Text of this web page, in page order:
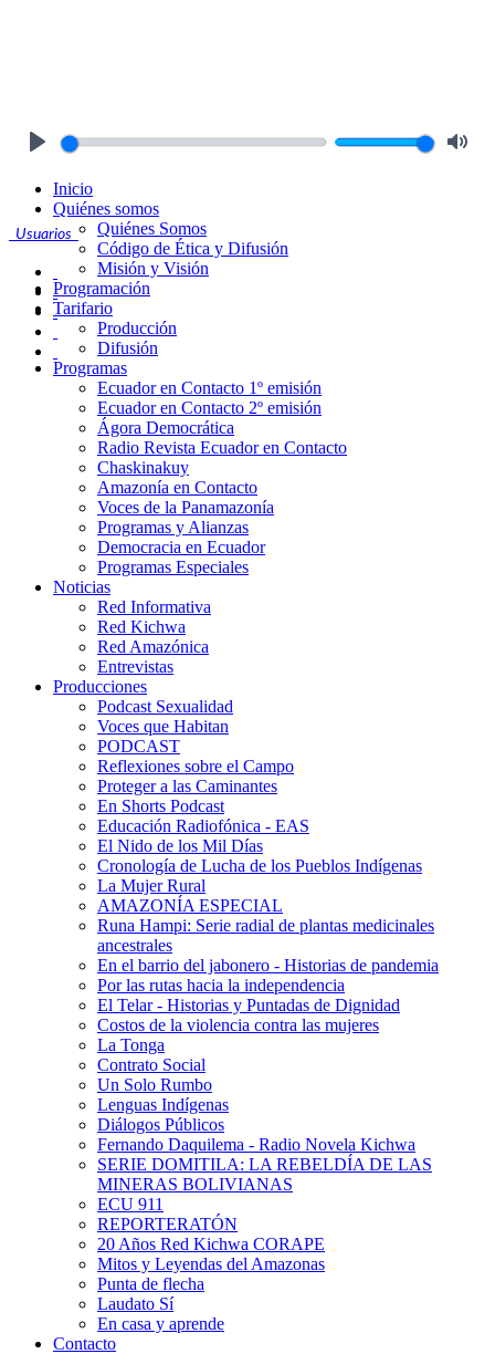
Usuarios
Inicio
Quiénes somos
Quiénes Somos
Código de Ética y Difusión
Misión y Visión
Programación
Tarifario
Producción
Difusión
Programas
Ecuador en Contacto 1º emisión
Ecuador en Contacto 2º emisión
Ágora Democrática
Radio Revista Ecuador en Contacto
Chaskinakuy
Amazonía en Contacto
Voces de la Panamazonía
Programas y Alianzas
Democracia en Ecuador
Programas Especiales
Noticias
Red Informativa
Red Kichwa
Red Amazónica
Entrevistas
Producciones
Podcast Sexualidad
Voces que Habitan
PODCAST
Reflexiones sobre el Campo
Proteger a las Caminantes
En Shorts Podcast
Educación Radiofónica - EAS
El Nido de los Mil Días
Cronología de Lucha de los Pueblos Indígenas
La Mujer Rural
AMAZONÍA ESPECIAL
Runa Hampi: Serie radial de plantas medicinales
ancestrales
En el barrio del jabonero - Historias de pandemia
Por las rutas hacia la independencia
El Telar - Historias y Puntadas de Dignidad
Costos de la violencia contra las mujeres
La Tonga
Contrato Social
Un Solo Rumbo
Lenguas Indígenas
Diálogos Públicos
Fernando Daquilema - Radio Novela Kichwa
SERIE DOMITILA: LA REBELDÍA DE LAS
MINERAS BOLIVIANAS
ECU 911
REPORTERATÓN
20 Años Red Kichwa CORAPE
Mitos y Leyendas del Amazonas
Punta de flecha
Laudato Sí
En casa y aprende
Contacto